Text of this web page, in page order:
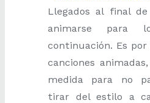
Llegados al final
animarse para
continuación. Es
canciones
medida para no
tirar del estilo a